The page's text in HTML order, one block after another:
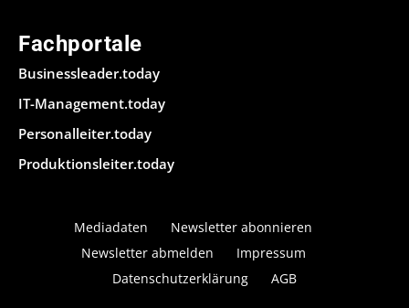
Fachportale
Businessleader.today
IT-Management.today
Personalleiter.today
Produktionsleiter.today
Mediadaten
Newsletter abonnieren
Newsletter abmelden
Impressum
Datenschutzerklärung
AGB